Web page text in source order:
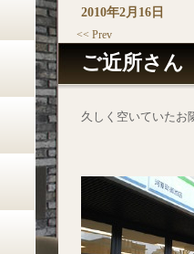
2010年2月16日
<< Prev
ご近所さん
久しく空いていたお